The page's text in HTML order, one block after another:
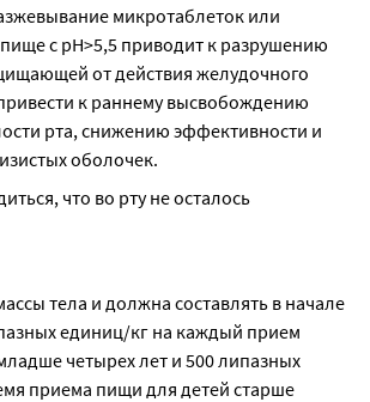
микротаблеток или
с рН>5,5 приводит к разрушению
от действия желудочного
к раннему высвобождению
рта, снижению эффективности и
оболочек.
что во рту не осталось
тела и должна составлять в начале
единиц/кг на каждый прием
четырех лет и 500 липазных
приема пищи для детей старше